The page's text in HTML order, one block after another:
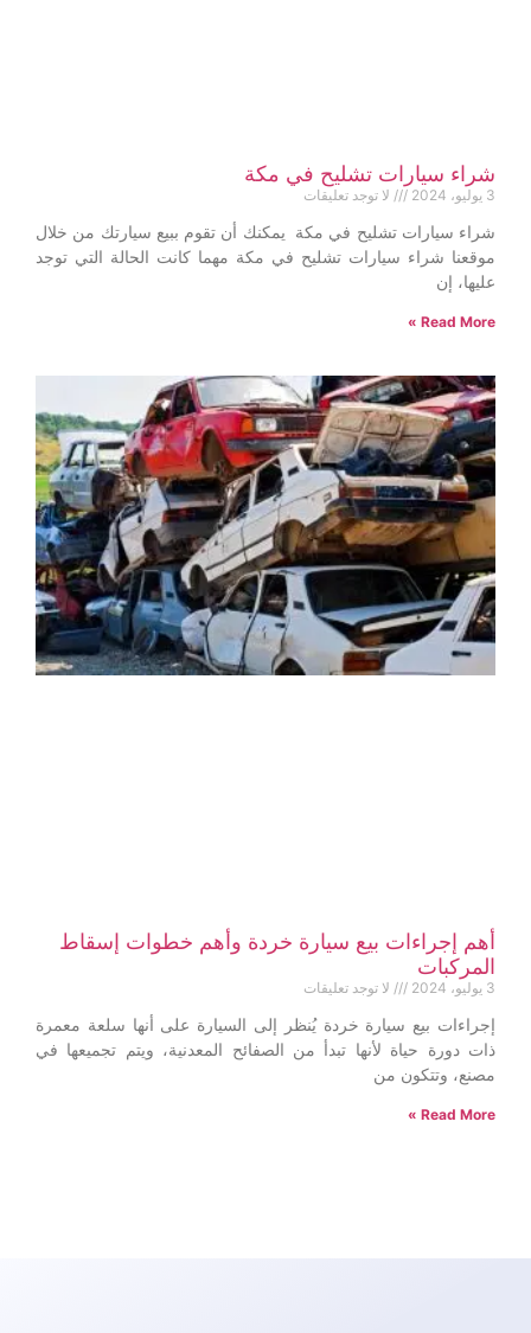
شراء سيارات تشليح في مكة
لا توجد تعليقات
شراء سيارات تشليح في مكة يمكنك أن تقوم ببيع سيارتك من خلال
موقعنا شراء سيارات تشليح في مكة مهما كانت الحالة التي توجد
عليها، إن
Read More »
أهم إجراءات بيع سيارة خردة وأهم خطوات إسقاط
المركبات
لا توجد تعليقات
إجراءات بيع سيارة خردة يُنظر إلى السيارة على أنها سلعة معمرة
ذات دورة حياة لأنها تبدأ من الصفائح المعدنية، ويتم تجميعها في
مصنع، وتتكون من
Read More »